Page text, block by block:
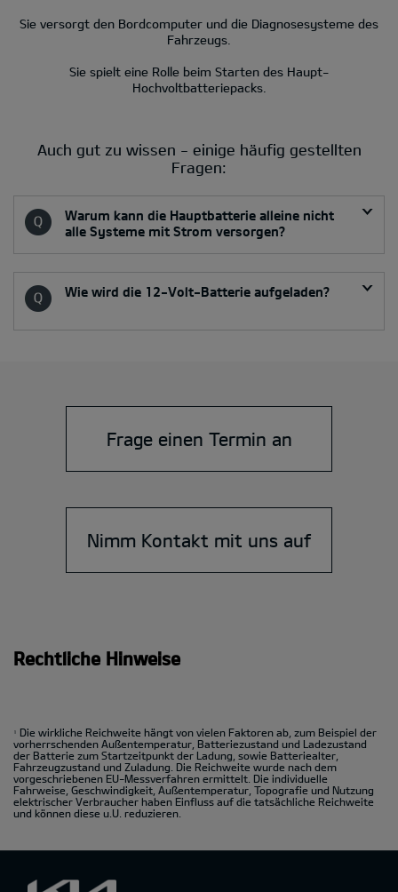
Sie versorgt den Bordcomputer und die Diagnosesysteme des
Fahrzeugs.
Sie spielt eine Rolle beim Starten des Haupt-
Hochvoltbatteriepacks.
Auch gut zu wissen - einige häufig gestellten
Fragen:
Warum kann die Hauptbatterie alleine nicht
alle Systeme mit Strom versorgen?
Wie wird die 12-Volt-Batterie aufgeladen?
Frage einen Termin an
Nimm Kontakt mit uns auf
Rechtliche Hinweise
1
Die wirkliche Reichweite hängt von vielen Faktoren ab, zum Beispiel der
vorherrschenden Außentemperatur, Batteriezustand und Ladezustand
der Batterie zum Startzeitpunkt der Ladung, sowie Batteriealter,
Fahrzeugzustand und Zuladung. Die Reichweite wurde nach dem
vorgeschriebenen EU-Messverfahren ermittelt. Die individuelle
Fahrweise, Geschwindigkeit, Außentemperatur, Topografie und Nutzung
elektrischer Verbraucher haben Einfluss auf die tatsächliche Reichweite
und können diese u.U. reduzieren.